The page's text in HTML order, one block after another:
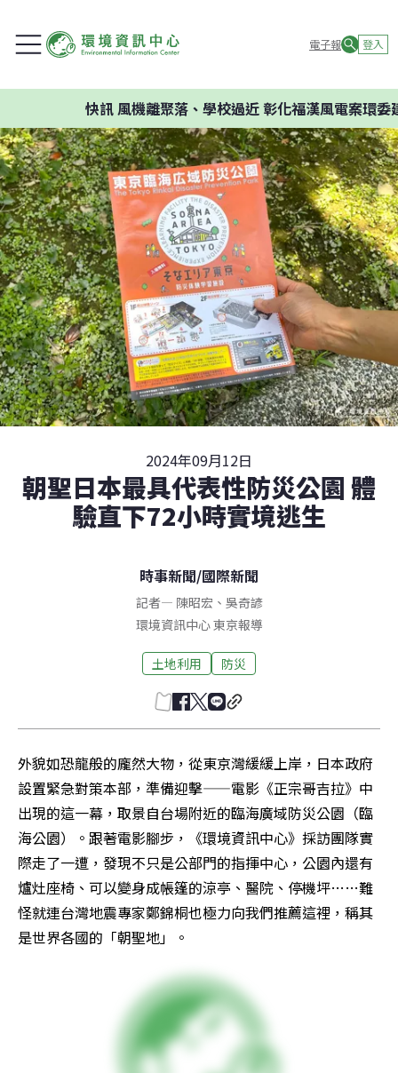
電子報 登入
風機離聚落、學校過近 彰化福漢風電案環委建議不應
2024年09月12日
朝聖日本最具代表性防災公園 體
驗直下72小時實境逃生
時事新聞/國際新聞
記者— 陳昭宏 、 吳奇諺
環境資訊中心東京報導
土地利用 防災
外貌如恐龍般的龐然大物，從東京灣緩緩上岸，日本政府
設置緊急對策本部，準備迎擊——電影《正宗哥吉拉》中
出現的這一幕，取景自台場附近的臨海廣域防災公園（臨
海公園）。跟著電影腳步，《環境資訊中心》採訪團隊實
際走了一遭，發現不只是公部門的指揮中心，公園內還有
爐灶座椅、可以變身成帳篷的涼亭、醫院、停機坪……難
怪就連台灣地震專家鄭錦桐也極力向我們推薦這裡，稱其
是世界各國的「朝聖地」。